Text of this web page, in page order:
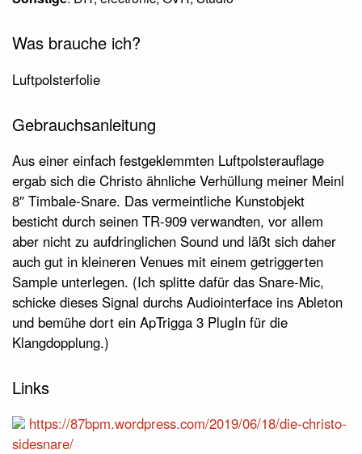
Was brauche ich?
Luftpolsterfolie
Gebrauchsanleitung
Aus einer einfach festgeklemmten Luftpolsterauflage
ergab sich die Christo ähnliche Verhüllung meiner Meinl
8″ Timbale-Snare. Das vermeintliche Kunstobjekt
besticht durch seinen TR-909 verwandten, vor allem
aber nicht zu aufdringlichen Sound und läßt sich daher
auch gut in kleineren Venues mit einem getriggerten
Sample unterlegen. (Ich splitte dafür das Snare-Mic,
schicke dieses Signal durchs Audiointerface ins Ableton
und bemühe dort ein ApTrigga 3 PlugIn für die
Klangdopplung.)
Links
https://87bpm.wordpress.com/2019/06/18/die-christo-
sidesnare/